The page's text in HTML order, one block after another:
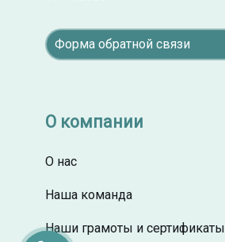
Форма обратной связи
О компании
О нас
Наша команда
Наши грамоты и сертификаты